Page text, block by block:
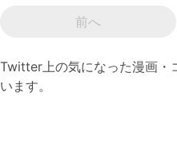
前へ
Twitter上の気になった漫画・
います。